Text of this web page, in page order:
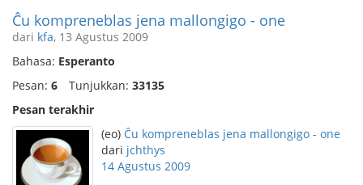
Ĉu kompreneblas jena mallongigo - one
dari kfa, 13 Agustus 2009
Bahasa: Esperanto
Pesan: 6 Tunjukkan: 33135
Pesan terakhir
(eo) Ĉu kompreneblas jena mallongigo - one
dari jchthys
14 Agustus 2009